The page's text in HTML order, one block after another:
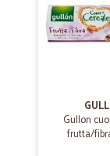
Gullon
frutta/